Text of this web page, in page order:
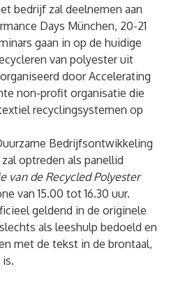
bedrijf zal deelnemen aan
Days München, 20-21
gaan in op de huidige
van polyester uit
door Accelerating
non-profit organisatie die
recyclingsystemen op
Bedrijfsontwikkeling
zal optreden als panellid
van de Recycled Polyester
van 15.00 tot 16.30 uur.
geldend in de originele
als leeshulp bedoeld en
met de tekst in de brontaal,